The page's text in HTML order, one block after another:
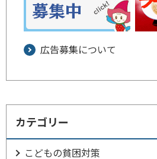
広告募集について
カテゴリー
こどもの貧困対策